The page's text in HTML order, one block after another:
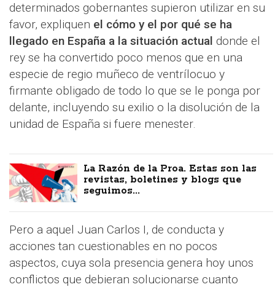
determinados gobernantes supieron utilizar en su
favor, expliquen el cómo y el por qué se ha
llegado en España a la situación actual donde el
rey se ha convertido poco menos que en una
especie de regio muñeco de ventrílocuo y
firmante obligado de todo lo que se le ponga por
delante, incluyendo su exilio o la disolución de la
unidad de España si fuere menester.
La Razón de la Proa. Estas son las
revistas, boletines y blogs que
seguimos...
Pero a aquel Juan Carlos I, de conducta y
acciones tan cuestionables en no pocos
aspectos, cuya sola presencia genera hoy unos
conflictos que debieran solucionarse cuanto